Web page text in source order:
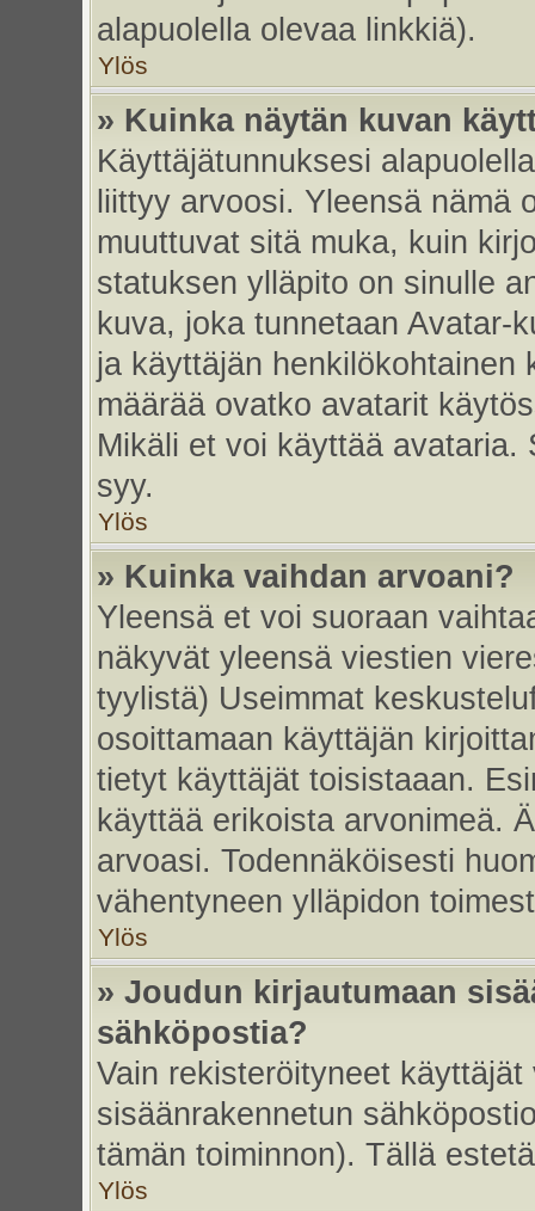
alapuolella olevaa linkkiä).
Ylös
» Kuinka näytän kuvan
Käyttäjätunnuksesi
liittyy arvoosi. Yleensä nämä
muuttuvat sitä muka, kuin
statuksen ylläpito on sinulle
kuva, joka tunnetaan Avatar-
ja käyttäjän henkilökohtainen
määrää ovatko avatarit
Mikäli et voi käyttää
syy.
Ylös
» Kuinka vaihdan arvoani?
Yleensä et voi suoraan
näkyvät yleensä viestien
tyylistä) Useimmat
osoittamaan käyttäjän
tietyt käyttäjät toisistaaan.
käyttää erikoista arvonimeä.
arvoasi. Todennäköisesti
vähentyneen ylläpidon
Ylös
» Joudun kirjautumaan
sähköpostia?
Vain rekisteröityneet
sisäänrakennetun
tämän toiminnon). Tällä
Ylös